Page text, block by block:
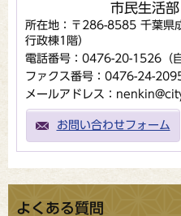
市民生活
所在地：〒286-8585 千葉県
行政棟1階）
電話番号：0476-20-1526（自
ファクス番号：0476-24-
メールアドレス：
お問い合わせフォーム
よくある質問